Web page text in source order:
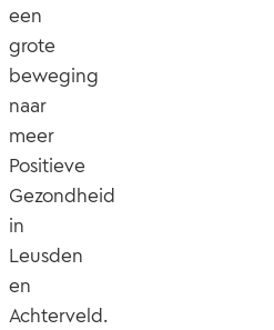
een
grote
beweging
naar
meer
Positieve
Gezondheid
in
Leusden
en
Achterveld.